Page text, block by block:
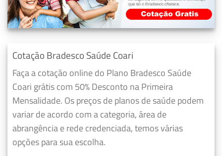
Cotação Bradesco Saúde Coari
Faça a cotação online do Plano Bradesco Saúde
Coari grátis com 50% Desconto na Primeira
Mensalidade. Os preços de planos de saúde podem
variar de acordo com a categoria, área de
abrangência e rede credenciada, temos várias
opções para sua escolha.